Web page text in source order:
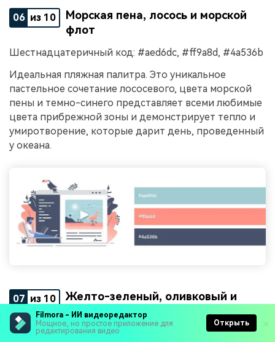
Filmora - ИИ видеоредактор
Мощное, но простое приложение для
редактирования видео
Открыть
06 из 10
Морская пена, лосось и морской
флот
Шестнадцатеричный код: #aed6dc, #ff9a8d, #4a536b
Идеальная пляжная палитра. Это уникальное
пастельное сочетание лососевого, цвета морской
пены и темно-синего представляет всеми любимые
цвета прибрежной зоны и демонстрирует тепло и
умиротворение, которые дарит день, проведенный
у океана.
07 из 10
Желто-зеленый, оливковый и
лесной зеленый
Шестнадцатеричный код: #e1dd72, #a8c66c,